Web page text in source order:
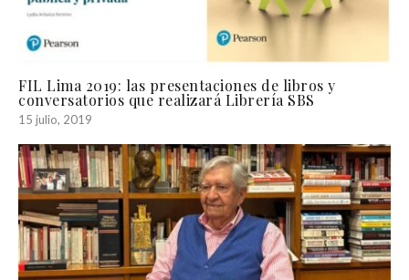
FIL Lima 2019: las presentaciones de libros y
conversatorios que realizará Librería SBS
15 julio, 2019